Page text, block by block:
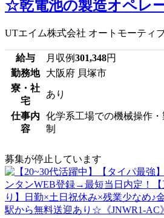
☆乾電池の製造オペレ
UTエイム株式会社 オートモーティ
給与 月収例301,348円
勤務地
大阪府 貝塚市
寮・社
宅
あり
仕事内
容
化学系工場での機械操作
制
募集が停止しています